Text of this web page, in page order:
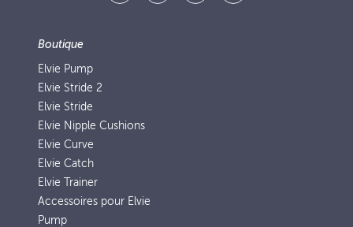
Boutique
Elvie Pump
Elvie Stride 2
Elvie Stride
Elvie Nipple Cushions
Elvie Curve
Elvie Catch
Elvie Trainer
Accessoires pour Elvie
Pump